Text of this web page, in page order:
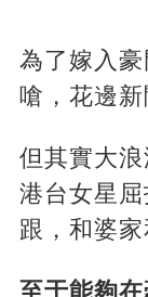
為了嫁入
嗆，花邊新
但其實大
港台女星
跟，和婆家
至于能夠